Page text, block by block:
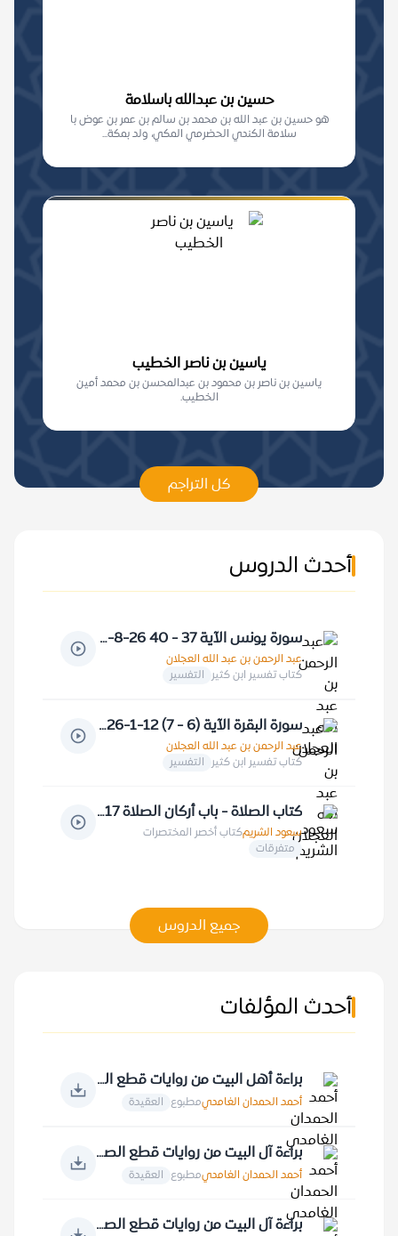
حسين بن عبدالله باسلامة
هو حسين بن عبد الله بن محمد بن سالم بن عمر بن عوض با
سلامة الكندي الحضرمي المكي، ولد بمكة...
ياسين بن ناصر الخطيب
ياسين بن ناصر بن محمود بن عبدالمحسن بن محمد أمين
الخطيب.
كل التراجم
أحدث الدروس
سورة يونس الآية 37 - 40 26-8-1410 هـ
عبد الرحمن بن عبد الله العجلان
كتاب تفسير ابن كثير التفسير
سورة البقرة الآية (6 - 7) 12-1-1426 هـ
عبد الرحمن بن عبد الله العجلان
كتاب تفسير ابن كثير التفسير
كتاب الصلاة - باب أركان الصلاة 17-6-1418 هـ
سعود الشريمكتاب أخصر المختصرات
متفرقات
جميع الدروس
أحدث المؤلفات
براءة أهل البيت من روايات قطع الصلة بالقرآن الكريم
أحمد الحمدان الغامديمطبوع العقيدة
براءة آل البيت من روايات قطع الصلة بالأمة الإسلامية
أحمد الحمدان الغامديمطبوع العقيدة
براءة آل البيت من روايات قطع الصلة بالصحابة والعرب جميعا